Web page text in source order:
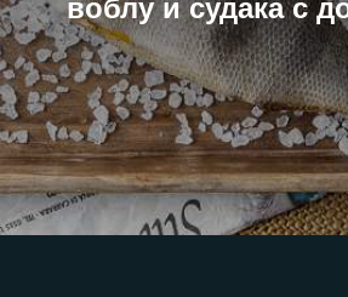
воблу и судака с